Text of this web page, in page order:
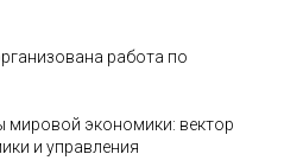
работа по
мировой экономики: вектор
и управления